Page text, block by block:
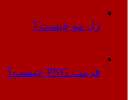
ژل مو چیست؟
فرمت PNG چیست؟